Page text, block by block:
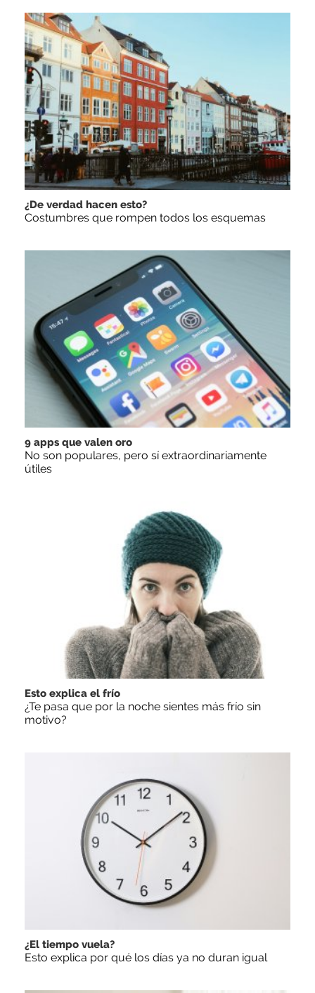
¿De verdad hacen esto?
Costumbres que rompen todos los esquemas
9 apps que valen oro
No son populares, pero sí extraordinariamente
útiles
Esto explica el frío
¿Te pasa que por la noche sientes más frío sin
motivo?
¿El tiempo vuela?
Esto explica por qué los días ya no duran igual